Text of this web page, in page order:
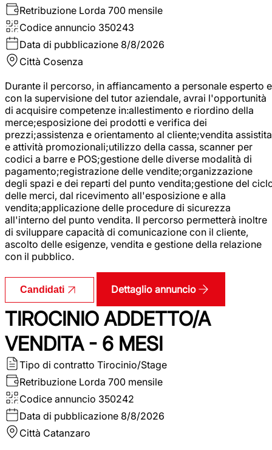
Retribuzione Lorda 700 mensile
Codice annuncio 350243
Data di pubblicazione 8/8/2026
Città Cosenza
Durante il percorso, in affiancamento a personale esperto e
con la supervisione del tutor aziendale, avrai l'opportunità
di acquisire competenze in:allestimento e riordino della
merce;esposizione dei prodotti e verifica dei
prezzi;assistenza e orientamento al cliente;vendita assistita
e attività promozionali;utilizzo della cassa, scanner per
codici a barre e POS;gestione delle diverse modalità di
pagamento;registrazione delle vendite;organizzazione
degli spazi e dei reparti del punto vendita;gestione del
delle merci, dal ricevimento all'esposizione e alla
vendita;applicazione delle procedure di sicurezza
all'interno del punto vendita. Il percorso permetterà inoltre
di sviluppare capacità di comunicazione con il cliente,
ascolto delle esigenze, vendita e gestione della relazione
con il pubblico.
Candidati Dettaglio annuncio
TIROCINIO ADDETTO/A
VENDITA - 6 MESI
Tipo di contratto Tirocinio/Stage
Retribuzione Lorda 700 mensile
Codice annuncio 350242
Data di pubblicazione 8/8/2026
Città Catanzaro